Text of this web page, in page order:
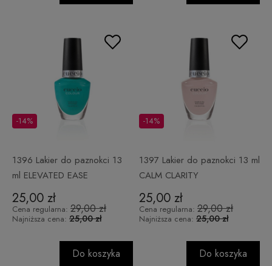
1396 Lakier do paznokci 13
ml ELEVATED EASE
25,00 zł
-14%
Cena regularna: 29,00 zł
Najniższa cena: 25,00 zł
Do koszyka
1397 Lakier do paznokci 13 ml
CALM CLARITY
25,00 zł
-14%
Cena regularna: 29,00 zł
Najniższa cena: 25,00 zł
Do koszyka